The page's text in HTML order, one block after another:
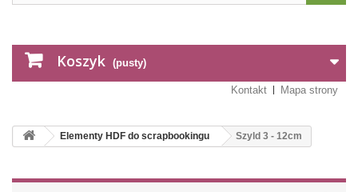
Koszyk (pusty)
Kontakt Mapa strony
Elementy HDF do scrapbookingu Szyld 3 - 12cm